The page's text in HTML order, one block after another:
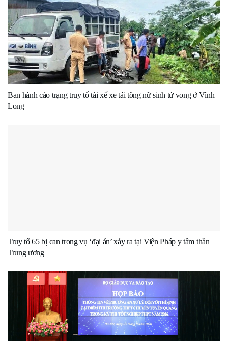
Ban hành cáo trạng truy tố tài xế xe tải tông nữ sinh tử vong ở Vĩnh
Long
Truy tố 65 bị can trong vụ ‘đại án’ xảy ra tại Viện Pháp y tâm thần
Trung ương